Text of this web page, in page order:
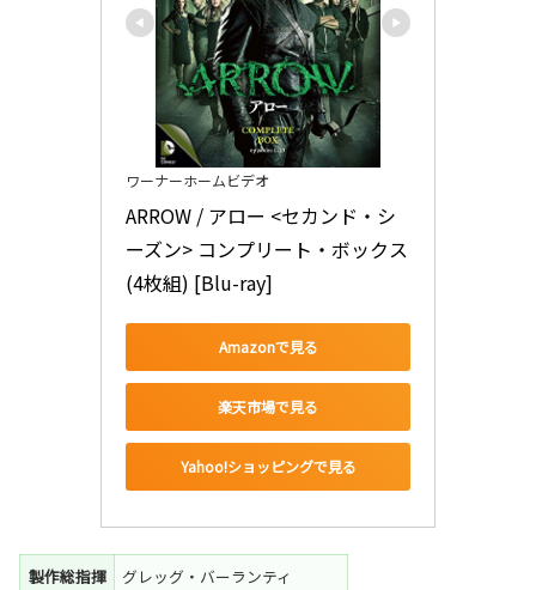
ワーナーホームビデオ
ARROW / アロー <セカンド・シ
ーズン> コンプリート・ボックス
(4枚組) [Blu-ray]
Amazonで見る
楽天市場で見る
Yahoo!ショッピングで見る
製作総指揮
グレッグ・バーランティ